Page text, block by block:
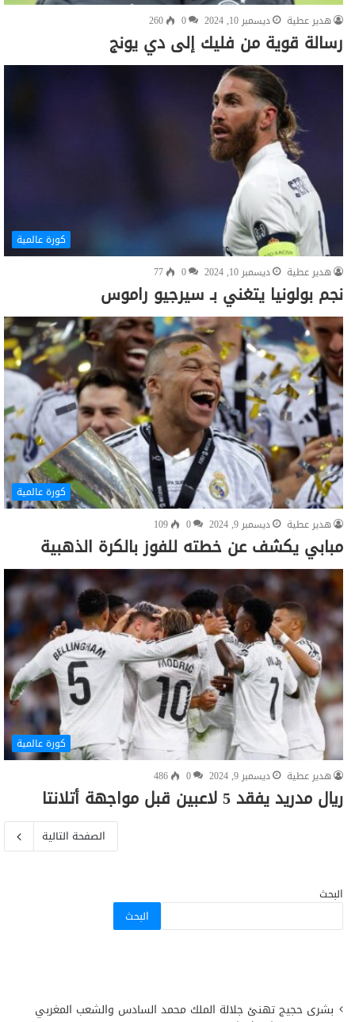
هدير عطية
ديسمبر 10, 2024 0
260
رسالة قوية من فليك إلى دي يونج
كورة عالمية
هدير عطية
ديسمبر 10, 2024 0
77
نجم بولونيا يتغني بـ سيرجيو راموس
كورة عالمية
هدير عطية
ديسمبر 9, 2024 0
109
مبابي يكشف عن خطته للفوز بالكرة الذهبية
كورة عالمية
هدير عطية
ديسمبر 9, 2024 0
486
ريال مدريد يفقد 5 لاعبين قبل مواجهة أتلانتا
الصفحة التالية
البحث
البحث
بشرى حجيج تهنئ جلالة الملك محمد السادس والشعب المغربي